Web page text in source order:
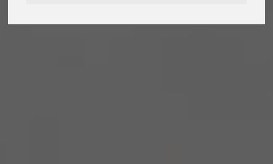
Nederlands